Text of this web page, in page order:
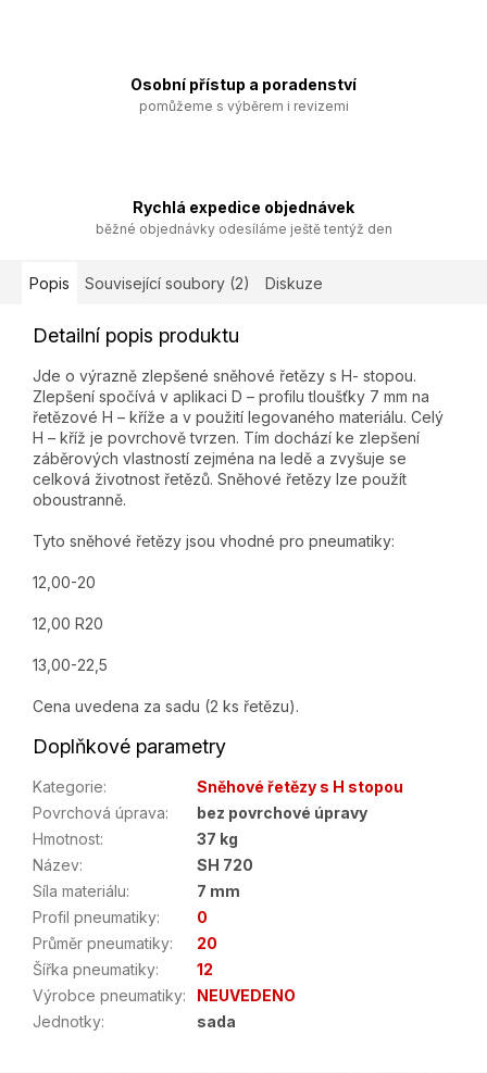
Osobní přístup a poradenství
pomůžeme s výběrem i revizemi
Rychlá expedice objednávek
běžné objednávky odesíláme ještě tentýž den
Popis Související soubory (2) Diskuze
Detailní popis produktu
Jde o výrazně zlepšené sněhové řetězy s H- stopou.
Zlepšení spočívá v aplikaci D – profilu tloušťky 7 mm na
řetězové H – kříže a v použití legovaného materiálu. Celý
H – kříž je povrchově tvrzen. Tím dochází ke zlepšení
záběrových vlastností zejména na ledě a zvyšuje se
celková životnost řetězů. Sněhové řetězy lze použít
oboustranně.
Tyto sněhové řetězy jsou vhodné pro pneumatiky:
12,00-20
12,00 R20
13,00-22,5
Cena uvedena za sadu (2 ks řetězu).
Doplňkové parametry
Kategorie:
Sněhové řetězy s H stopou
Povrchová úprava:
bez povrchové úpravy
Hmotnost:
37 kg
Název:
SH 720
Síla materiálu:
7 mm
Profil pneumatiky:
0
Průměr pneumatiky:
20
Šířka pneumatiky:
12
Výrobce pneumatiky:
NEUVEDENO
Jednotky: sada